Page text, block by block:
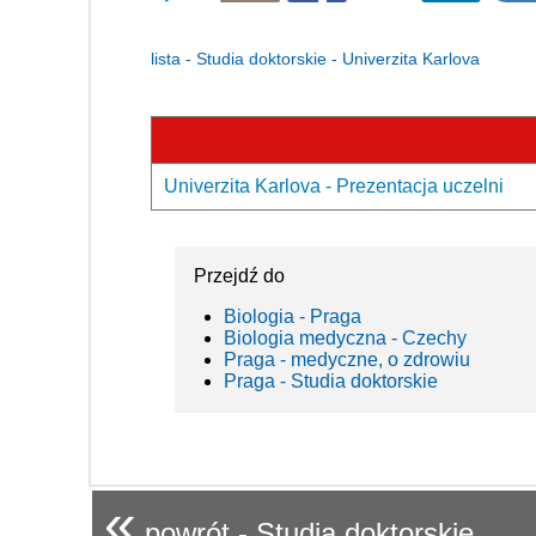
lista - Studia doktorskie - Univerzita Karlova
Univerzita Karlova - Prezentacja uczelni
Przejdź do
Biologia - Praga
Biologia medyczna - Czechy
Praga - medyczne, o zdrowiu
Praga - Studia doktorskie